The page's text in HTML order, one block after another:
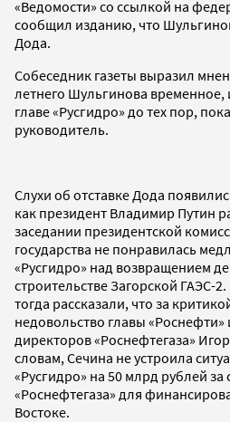
«Ведомости» со ссылкой на
сообщил изданию, что
Дода.
Собеседник газеты выразил
летнего Шульгинова временное,
главе «Русгидро» до тех пор,
руководитель.
Слухи об отставке Дода
как президент Владимир Путин
заседании президентской
государства не понравилась
«Русгидро» над возвращением
строительстве Загорской ГАЭС-
тогда рассказали, что за
недовольство главы «Роснефти»
директоров «Роснефтегаза»
словам, Сечина не устроила
«Русгидро» на 50 млрд рублей за
«Роснефтегаза» для
Востоке.